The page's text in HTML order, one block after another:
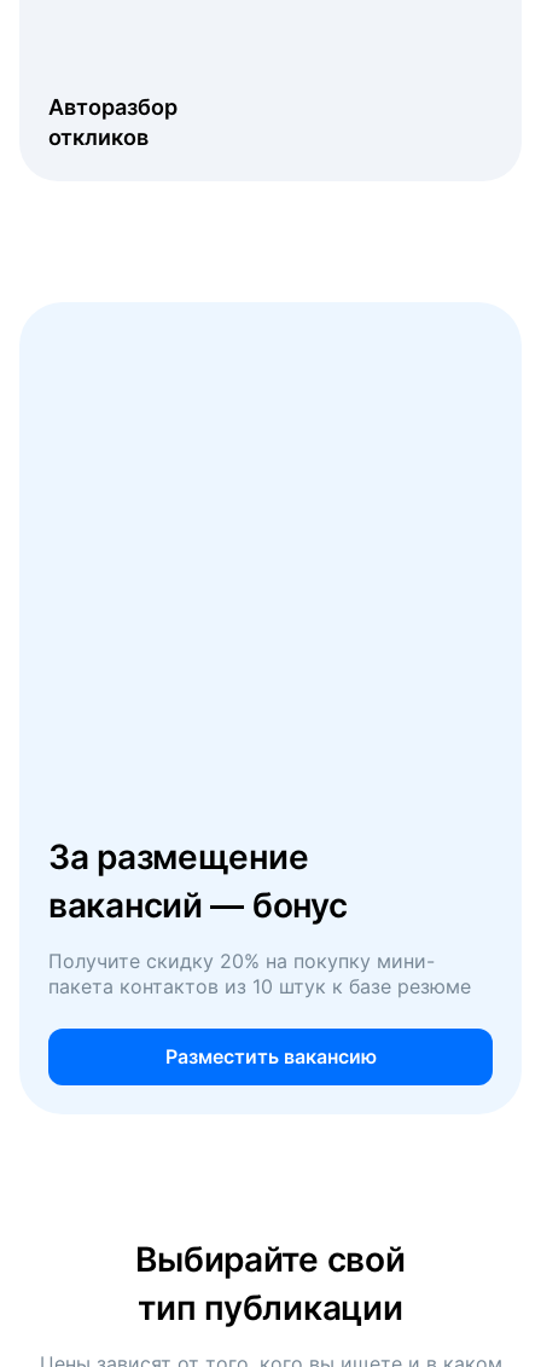
Авторазбор
откликов
За размещение
вакансий — бонус
Получите скидку 20% на покупку мини-
пакета контактов из 10 штук к базе резюме
Разместить вакансию
Выбирайте свой
тип публикации